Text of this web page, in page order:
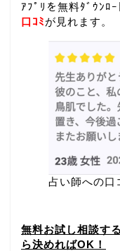
ｱﾌﾟﾘを無料ﾀﾞｳﾝﾛ
口ｺﾐが見れます。
占い師への口
無料お試し相談す
ら決めればOK！